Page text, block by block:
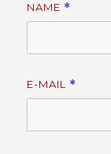
NAME *
E-MAIL *